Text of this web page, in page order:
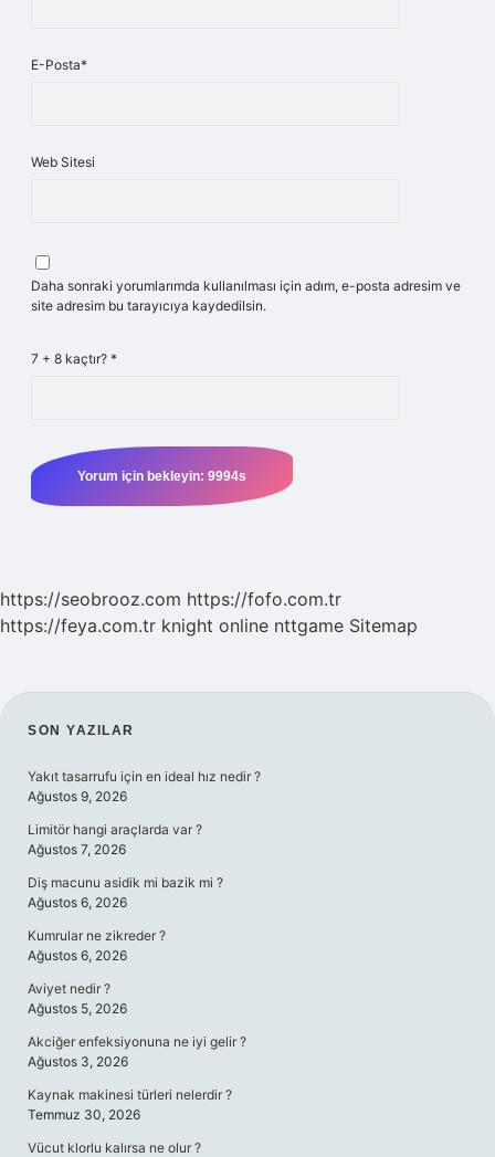
E-Posta*
Web Sitesi
Daha sonraki yorumlarımda kullanılması için adım, e-posta adresim ve
site adresim bu tarayıcıya kaydedilsin.
7 + 8 kaçtır? *
https://seobrooz.com https://fofo.com.tr
https://feya.com.tr knight online nttgame Sitemap
SIDEBAR
SON YAZILAR
Yakıt tasarrufu için en ideal hız nedir ?
Ağustos 9, 2026
Limitör hangi araçlarda var ?
Ağustos 7, 2026
Diş macunu asidik mi bazik mi ?
Ağustos 6, 2026
Kumrular ne zikreder ?
Ağustos 6, 2026
Aviyet nedir ?
Ağustos 5, 2026
Akciğer enfeksiyonuna ne iyi gelir ?
Ağustos 3, 2026
Kaynak makinesi türleri nelerdir ?
Temmuz 30, 2026
Vücut klorlu kalırsa ne olur ?